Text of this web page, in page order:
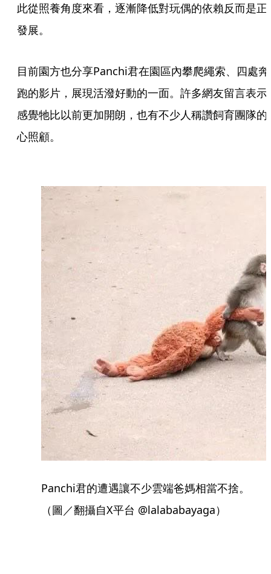
此從照養角度來看，逐漸降低對玩偶的依賴反而是正
發展。
目前園方也分享Panchi君在園區內攀爬繩索、四處奔
跑的影片，展現活潑好動的一面。許多網友留言表示
感覺牠比以前更加開朗，也有不少人稱讚飼育團隊的
心照顧。
Panchi君的遭遇讓不少雲端爸媽相當不捨。
（圖／翻攝自X平台 @lalababayaga）